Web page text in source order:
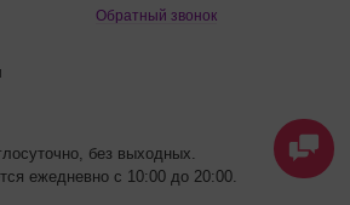
Обратный звонок
без выходных.
ежедневно с 10:00 до 20:00.